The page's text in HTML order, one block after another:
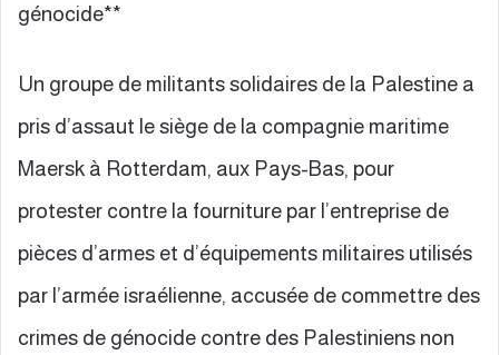
génocide**
Un groupe de militants solidaires de la Palestine a
pris d’assaut le siège de la compagnie maritime
Maersk à Rotterdam, aux Pays-Bas, pour
protester contre la fourniture par l’entreprise de
pièces d’armes et d’équipements militaires utilisés
par l’armée israélienne, accusée de commettre des
crimes de génocide contre des Palestiniens non